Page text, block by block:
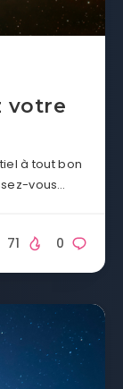
votre
à tout bon
vous…
0
71